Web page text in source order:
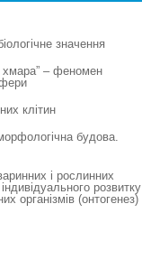
значення
хмара” – феномен
клітин
будова.
і рослинних
розвитку
організмів (онтогенез)